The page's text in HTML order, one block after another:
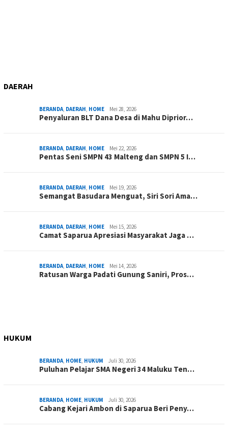
DAERAH
BERANDA, DAERAH, HOME Mei 28, 2026
Penyaluran BLT Dana Desa di Mahu Diprior…
BERANDA, DAERAH, HOME Mei 22, 2026
Pentas Seni SMPN 43 Malteng dan SMPN 5 I…
BERANDA, DAERAH, HOME Mei 19, 2026
Semangat Basudara Menguat, Siri Sori Ama…
BERANDA, DAERAH, HOME Mei 15, 2026
Camat Saparua Apresiasi Masyarakat Jaga …
BERANDA, DAERAH, HOME Mei 14, 2026
Ratusan Warga Padati Gunung Saniri, Pros…
HUKUM
BERANDA, HOME, HUKUM Juli 30, 2026
Puluhan Pelajar SMA Negeri 34 Maluku Ten…
BERANDA, HOME, HUKUM Juli 30, 2026
Cabang Kejari Ambon di Saparua Beri Peny…